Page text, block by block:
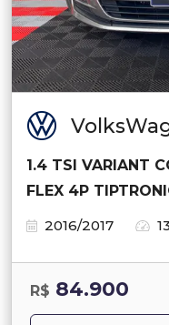
1.4 TSI VARIANT
FLEX 4P
2016/2017
R$ 84.900